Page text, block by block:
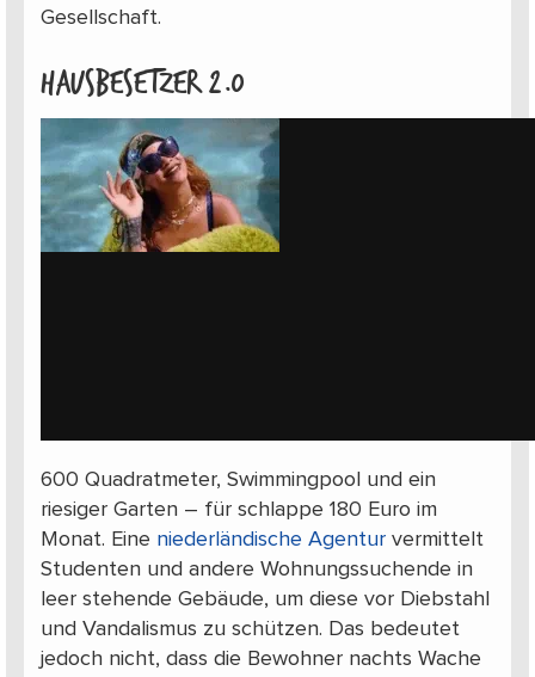
Gesellschaft.
Hausbesetzer 2.0
600 Quadratmeter, Swimmingpool und ein
riesiger Garten – für schlappe 180 Euro im
Monat. Eine niederländische Agenturvermittelt
Studenten und andere Wohnungssuchende in
leer stehende Gebäude, um diese vor Diebstahl
und Vandalismus zu schützen. Das bedeutet
jedoch nicht, dass die Bewohner nachts Wache